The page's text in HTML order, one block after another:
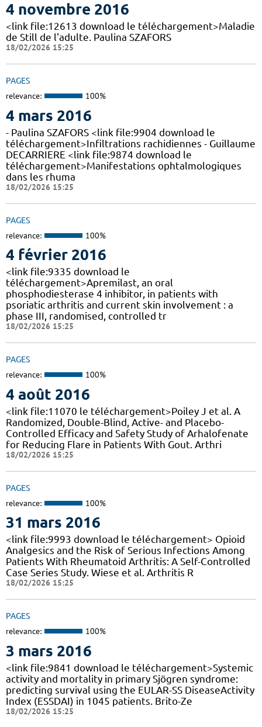
4 novembre 2016
<link file:12613 download le téléchargement>Maladie
de Still de l'adulte. Paulina SZAFORS
18/02/2026 15:25
PAGES
relevance: 100%
4 mars 2016
- Paulina SZAFORS <link file:9904 download le
téléchargement>Infiltrations rachidiennes - Guillaume
DECARRIERE <link file:9874 download le
téléchargement>Manifestations ophtalmologiques
dans les rhuma
18/02/2026 15:25
PAGES
relevance: 100%
4 février 2016
<link file:9335 download le
téléchargement>Apremilast, an oral
phosphodiesterase 4 inhibitor, in patients with
psoriatic arthritis and current skin involvement : a
phase III, randomised, controlled tr
18/02/2026 15:25
PAGES
relevance: 100%
4 août 2016
<link file:11070 le téléchargement>Poiley J et al. A
Randomized, Double-Blind, Active- and Placebo-
Controlled Efficacy and Safety Study of Arhalofenate
for Reducing Flare in Patients With Gout. Arthri
18/02/2026 15:25
PAGES
relevance: 100%
31 mars 2016
<link file:9993 download le téléchargement> Opioid
Analgesics and the Risk of Serious Infections Among
Patients With Rheumatoid Arthritis: A Self-Controlled
Case Series Study. Wiese et al. Arthritis R
18/02/2026 15:25
PAGES
relevance: 100%
3 mars 2016
<link file:9841 download le téléchargement>Systemic
activity and mortality in primary Sjögren syndrome:
predicting survival using the EULAR-SS DiseaseActivity
Index (ESSDAI) in 1045 patients. Brito-Ze
18/02/2026 15:25